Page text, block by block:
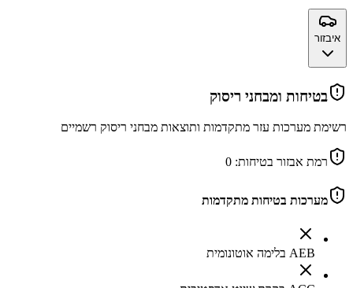
איבזור
בטיחות ומבחני ריסוק
רשימת מערכות עזר מתקדמות ותוצאות מבחני ריסוק רשמיים
רמת אבזור בטיחות: 0
מערכות בטיחות מתקדמות
AEB בלימה אוטונומית